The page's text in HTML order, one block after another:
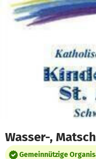
Zum Hauptinhalt
Erklärung zur
Wasser-,
Gemeinnützige